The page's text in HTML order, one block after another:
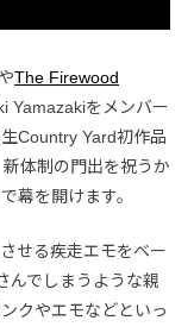
The Firewood
Yamazakiをメンバー
Country Yard初作品
体制の門出を祝うか
幕を開けます。
せる疾走エモをベー
んでしまうような親
クやエモなどといっ